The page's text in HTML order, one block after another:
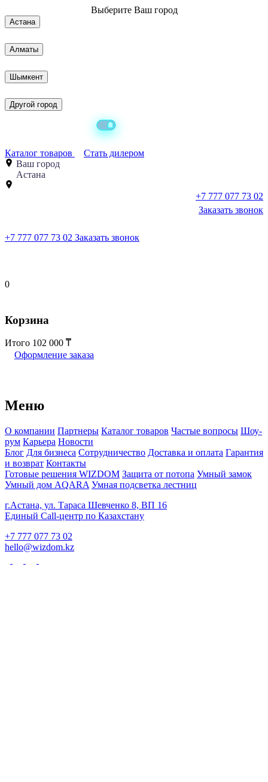
Выберите Ваш город
Астана
Алматы
Шымкент
Другой город
Каталог товаров
Стать дилером
Ваш город
Астана
+7 777 077 73 02
Заказать звонок
+7 777 077 73 02 Заказать звонок
0
Корзина
Итого 102 000
Оформление заказа
Меню
О компании Партнеры Каталог товаров Частые вопросы Шоу-
рум Карьера Новости
Блог Для бизнеса Сотрудничество Доставка и оплата Гарантия
и возврат Контакты
Готовые решения WIZDOM Защита от потопа Умный замок
Умный дом AQARA Умная подсветка лестниц
г.Астана, ул. Тараса Шевченко 8, ВП 16
Единый Call-центр по Казахстану
+7 777 077 73 02
hello@wizdom.kz